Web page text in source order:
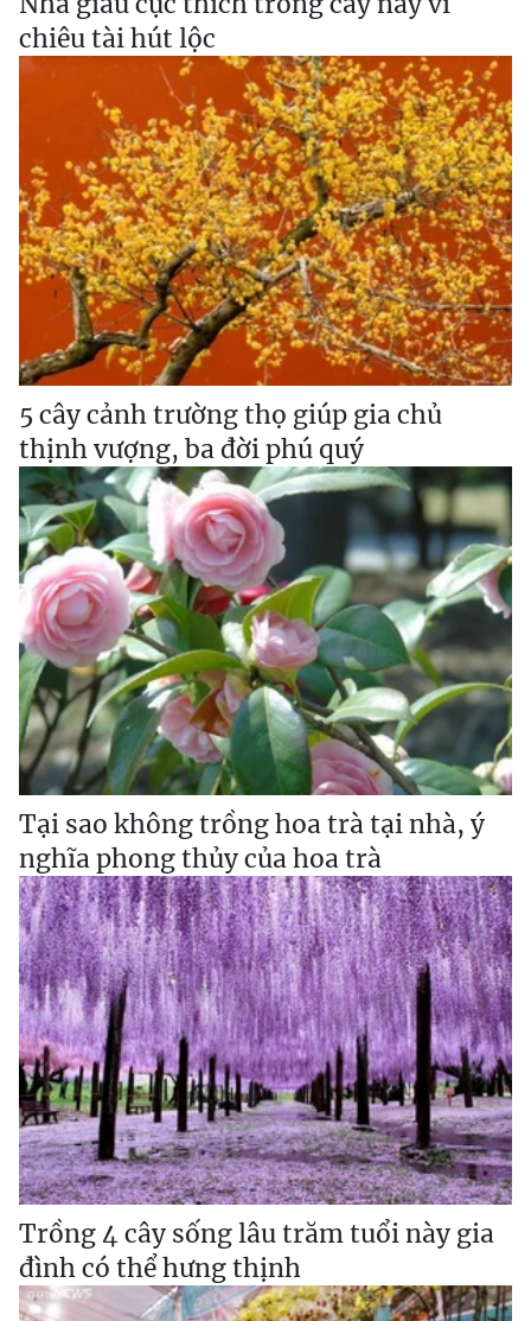
chiêu tài hút lộc
5 cây cảnh trường thọ giúp gia chủ
thịnh vượng, ba đời phú quý
Tại sao không trồng hoa trà tại nhà, ý
nghĩa phong thủy của hoa trà
Trồng 4 cây sống lâu trăm tuổi này gia
đình có thể hưng thịnh